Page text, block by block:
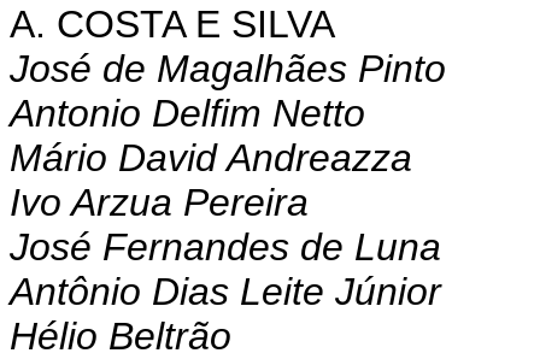
A. COSTA E SILVA
José de Magalhães Pinto
Antonio Delfim Netto
Mário David Andreazza
Ivo Arzua Pereira
José Fernandes de Luna
Antônio Dias Leite Júnior
Hélio Beltrão